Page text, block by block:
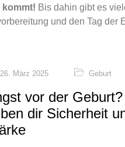
kommt! Bis dahin gibt es
und den Tag der
26. März 2025 Geburt
vor der
dir Sicherheit